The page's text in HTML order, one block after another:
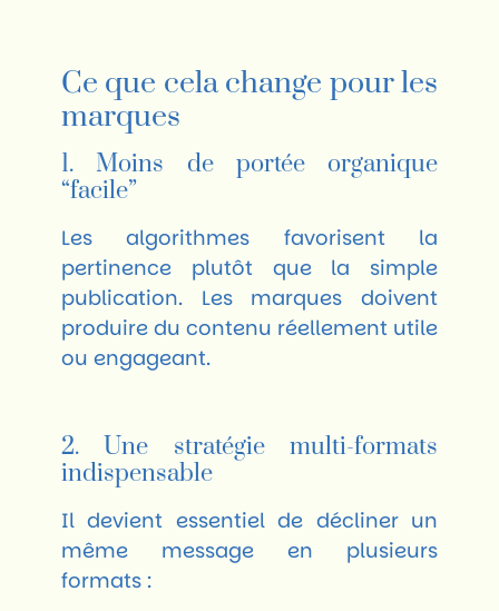
Ce que cela change pour les
marques
1. Moins de portée organique
“facile”
Les algorithmes favorisent la
pertinence plutôt que la simple
publication. Les marques doivent
produire du contenu réellement utile
ou engageant.
2. Une stratégie multi-formats
indispensable
Il devient essentiel de décliner un
même message en plusieurs
formats :